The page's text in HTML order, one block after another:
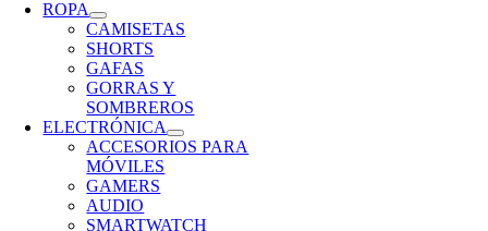
ROPA
CAMISETAS
SHORTS
GAFAS
GORRAS Y
SOMBREROS
ELECTRÓNICA
ACCESORIOS PARA
MÓVILES
GAMERS
AUDIO
SMARTWATCH